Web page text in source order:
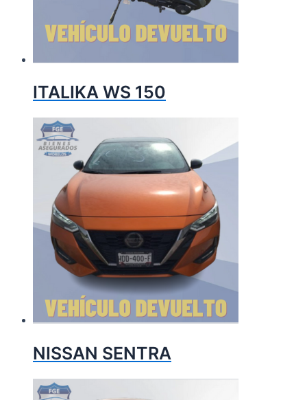
ITALIKA WS 150
NISSAN SENTRA